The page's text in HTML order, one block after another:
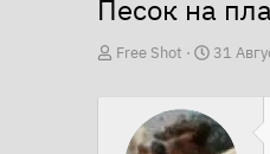
Песок на
А
Free Shot
Д
а
31